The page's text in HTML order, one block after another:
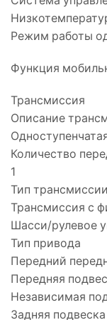
Режим работы
Функция
Трансмиссия
Описание
Количество
1
Тип трансмиссии
Трансмиссия с
Шасси/рулевое
Тип привода
Передний
Передняя
Независимая
Задняя подвеска